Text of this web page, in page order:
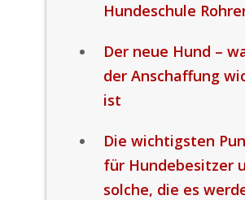
Hundeschule
Der neue Hund –
der Anschaffung
ist
Die wichtigsten
für Hundebesitzer
solche, die es